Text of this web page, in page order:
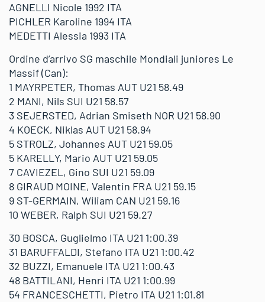
AGNELLI Nicole 1992 ITA
PICHLER Karoline 1994 ITA
MEDETTI Alessia 1993 ITA
Ordine d’arrivo SG maschile Mondiali juniores Le
Massif (Can):
1 MAYRPETER, Thomas AUT U21 58.49
2 MANI, Nils SUI U21 58.57
3 SEJERSTED, Adrian Smiseth NOR U21 58.90
4 KOECK, Niklas AUT U21 58.94
5 STROLZ, Johannes AUT U21 59.05
5 KARELLY, Mario AUT U21 59.05
7 CAVIEZEL, Gino SUI U21 59.09
8 GIRAUD MOINE, Valentin FRA U21 59.15
9 ST-GERMAIN, Wiliam CAN U21 59.16
10 WEBER, Ralph SUI U21 59.27
30 BOSCA, Guglielmo ITA U21 1:00.39
31 BARUFFALDI, Stefano ITA U21 1:00.42
32 BUZZI, Emanuele ITA U21 1:00.43
48 BATTILANI, Henri ITA U21 1:00.99
54 FRANCESCHETTI, Pietro ITA U21 1:01.81